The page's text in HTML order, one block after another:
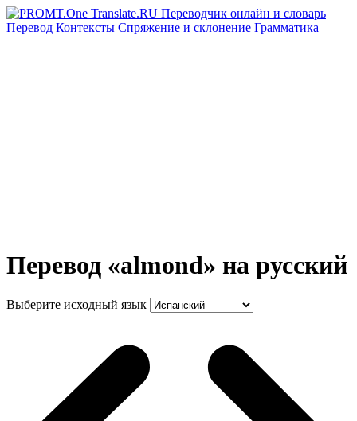
Перевод Контексты Спряжение и склонение Грамматика
Перевод «almond» на русский
Выберите исходный язык